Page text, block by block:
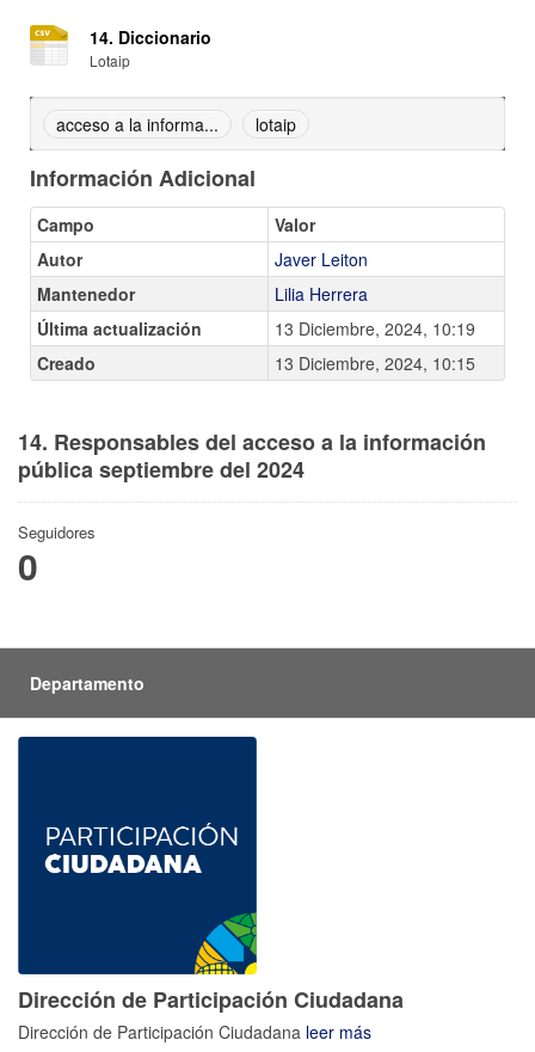
14. Diccionario
Lotaip
acceso a la informa... lotaip
Información Adicional
Campo
Valor
Autor
Javer Leiton
Mantenedor
Lilia Herrera
Última actualización
13 Diciembre, 2024, 10:19
Creado
13 Diciembre, 2024, 10:15
14. Responsables del acceso a la información
pública septiembre del 2024
Seguidores
0
Departamento
Dirección de Participación Ciudadana
Dirección de Participación Ciudadana leer más